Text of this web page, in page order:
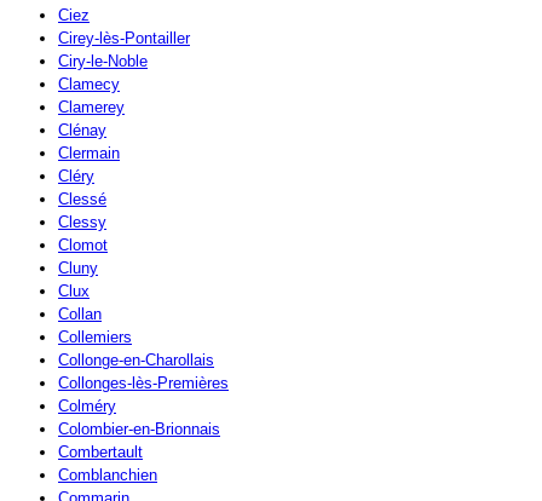
Ciez
Cirey-lès-Pontailler
Ciry-le-Noble
Clamecy
Clamerey
Clénay
Clermain
Cléry
Clessé
Clessy
Clomot
Cluny
Clux
Collan
Collemiers
Collonge-en-Charollais
Collonges-lès-Premières
Colméry
Colombier-en-Brionnais
Combertault
Comblanchien